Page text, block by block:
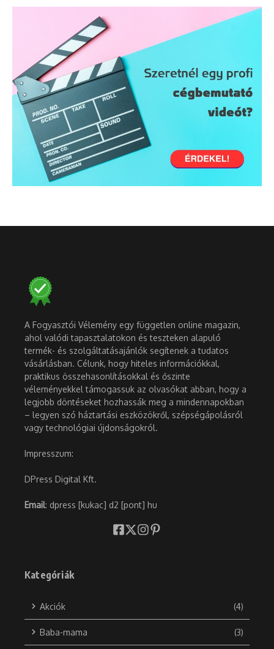
A Fogyasztói Vélemény egy független online magazin,
ahol valódi tapasztalatokon és teszteken alapuló
termék- és szolgáltatásajánlók segítenek a tudatos
vásárlásban. Célunk, hogy hiteles információkkal,
praktikus összehasonlításokkal és őszinte
véleményekkel támogassuk az olvasókat abban, hogy a
legjobb döntéseket hozhassák meg a mindennapokban
– legyen szó háztartási eszközökről, szépségápolásról
vagy technológiai újdonságokról.
Impresszum:
DPress Digital Kft.
Email: dpress [kukac] d2 [pont] hu
Kategóriák
Akciók (4)
Baba-mama (3)